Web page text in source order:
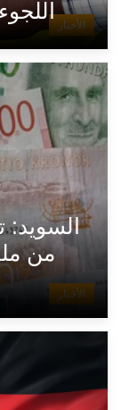
الأخبار
الأخبار
من